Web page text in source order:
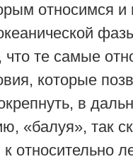
относимся
те самые
которые
в
«балуя», так
относительно